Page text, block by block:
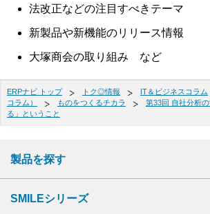
法改正などの注目すべきテーマ
新製品や新機能のリリース情報
大塚商会の取り組み など
ERPナビ トップ トク◎情報 IT＆ビジネスコラム
コラム）
ものをつくるチカラ
第33回 自社分析
る」ということ
製品を探す
SMILEシリーズ